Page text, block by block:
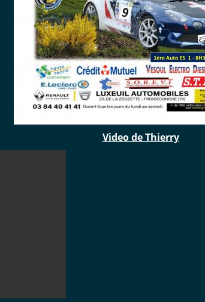
Video de Thierry